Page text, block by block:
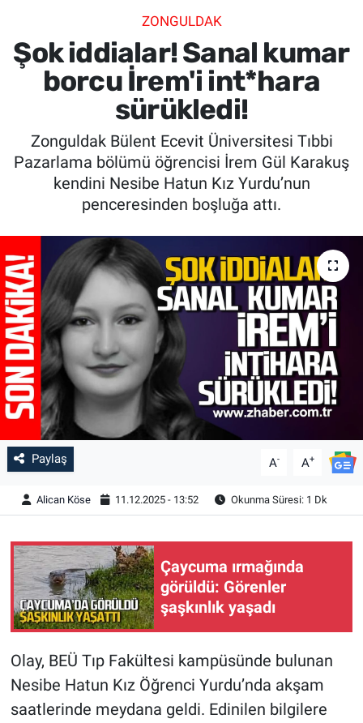
ZONGULDAK
Şok iddialar! Sanal kumar
borcu İrem'i int*hara
sürükledi!
Zonguldak Bülent Ecevit Üniversitesi Tıbbi
Pazarlama bölümü öğrencisi İrem Gül Karakuş
kendini Nesibe Hatun Kız Yurdu’nun
penceresinden boşluğa attı.
Paylaş A- A+
Alican Köse 11.12.2025 - 13:52 Okunma Süresi: 1 Dk
Çaycuma ırmağında
görüldü: Görenler
şaşkınlık yaşadı
Olay, BEÜ Tıp Fakültesi kampüsünde bulunan
Nesibe Hatun Kız Öğrenci Yurdu’nda akşam
saatlerinde meydana geldi. Edinilen bilgilere
SPOR